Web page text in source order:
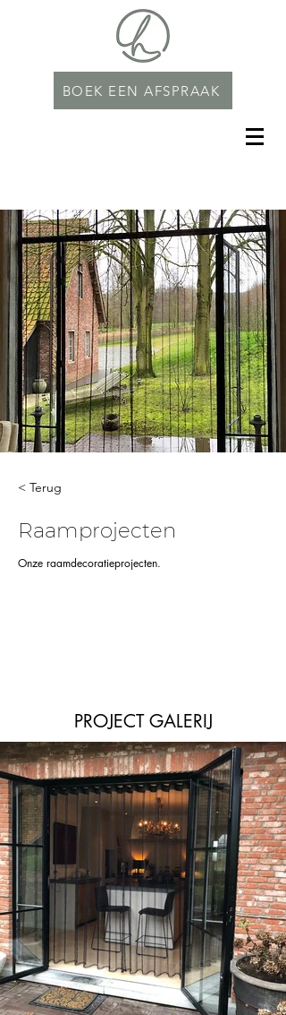
BOEK EEN AFSPRAAK
< Terug
Raamprojecten
Onze raamdecoratieprojecten.
PROJECT GALERIJ